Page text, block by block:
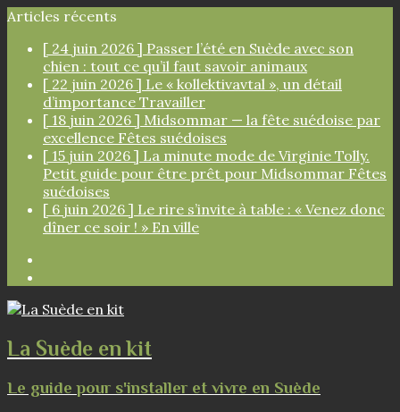
Articles récents
[ 24 juin 2026 ] Passer l’été en Suède avec son
chien : tout ce qu’il faut savoir animaux
[ 22 juin 2026 ] Le « kollektivavtal », un détail
d’importance Travailler
[ 18 juin 2026 ] Midsommar — la fête suédoise par
excellence Fêtes suédoises
[ 15 juin 2026 ] La minute mode de Virginie Tolly.
Petit guide pour être prêt pour Midsommar Fêtes
suédoises
[ 6 juin 2026 ] Le rire s’invite à table : « Venez donc
dîner ce soir ! » En ville
La Suède en kit
Le guide pour s'installer et vivre en Suède